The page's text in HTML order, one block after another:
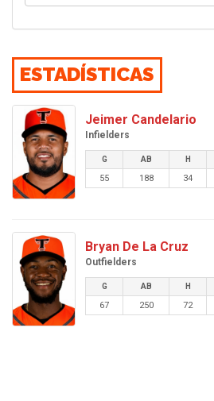
ESTADÍSTICAS
Jeimer Candelario
Infielders
G AB H
55 188 34
Bryan De La Cruz
Outfielders
G AB H
67 250 72